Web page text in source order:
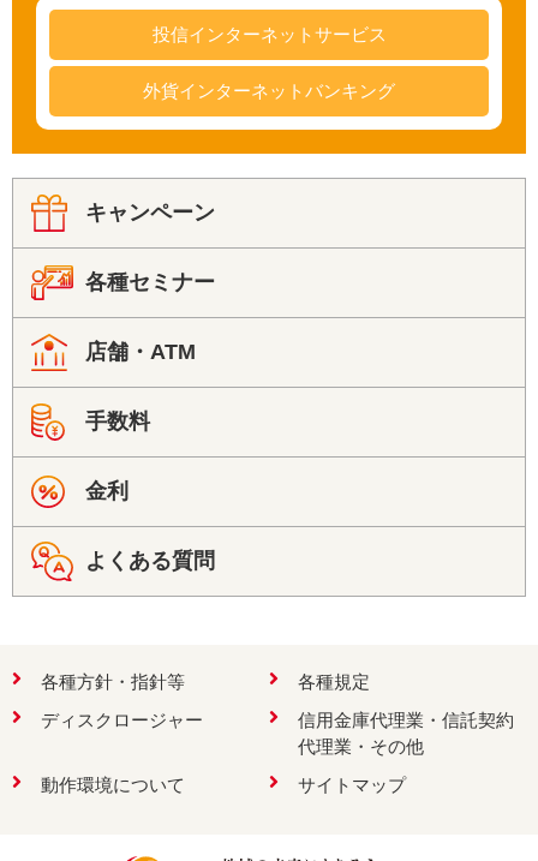
当金庫について
店舗・ATM
お問い合わせ
投信インターネットサービス
外貨インターネットバンキング
キャンペーン
各種セミナー
店舗・ATM
手数料
金利
よくある質問
各種方針・指針等
各種規定
ディスクロージャー
信用金庫代理業・信託契約
代理業・その他
動作環境について
サイトマップ